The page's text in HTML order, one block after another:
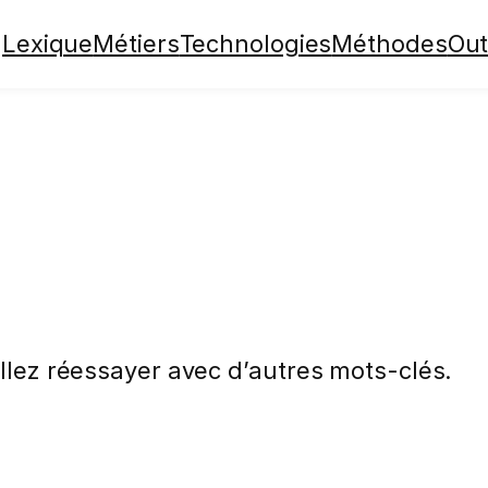
LexiqueMétiersTechnologiesMéthodes
réessayer avec d’autres mots-clés.